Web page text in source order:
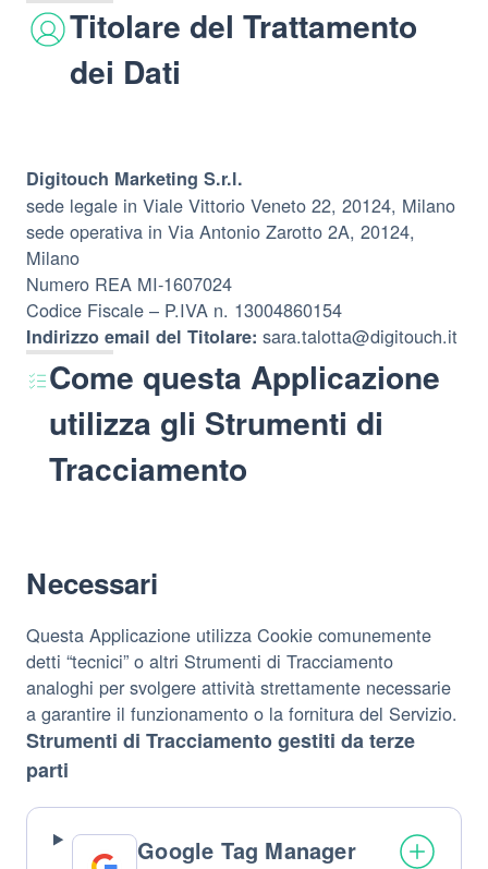
Titolare del Trattamento
dei Dati
Digitouch Marketing S.r.l.
sede legale in Viale Vittorio Veneto 22, 20124, Milano
sede operativa in Via Antonio Zarotto 2A, 20124,
Milano
Numero REA MI-1607024
Codice Fiscale – P.IVA n. 13004860154
Indirizzo email del Titolare: sara.talotta@digitouch.it
Come questa Applicazione
utilizza gli Strumenti di
Tracciamento
Necessari
Questa Applicazione utilizza Cookie comunemente
detti “tecnici” o altri Strumenti di Tracciamento
analoghi per svolgere attività strettamente necessarie
a garantire il funzionamento o la fornitura del Servizio.
Strumenti di Tracciamento gestiti da terze
parti
Google Tag Manager